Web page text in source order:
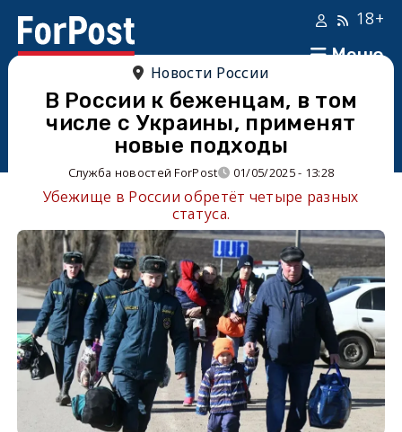
Меню
18+
Новости России
В России к беженцам, в том
числе с Украины, применят
новые подходы
Служба новостей ForPost 01/05/2025 - 13:28
Убежище в России обретёт четыре разных
статуса.